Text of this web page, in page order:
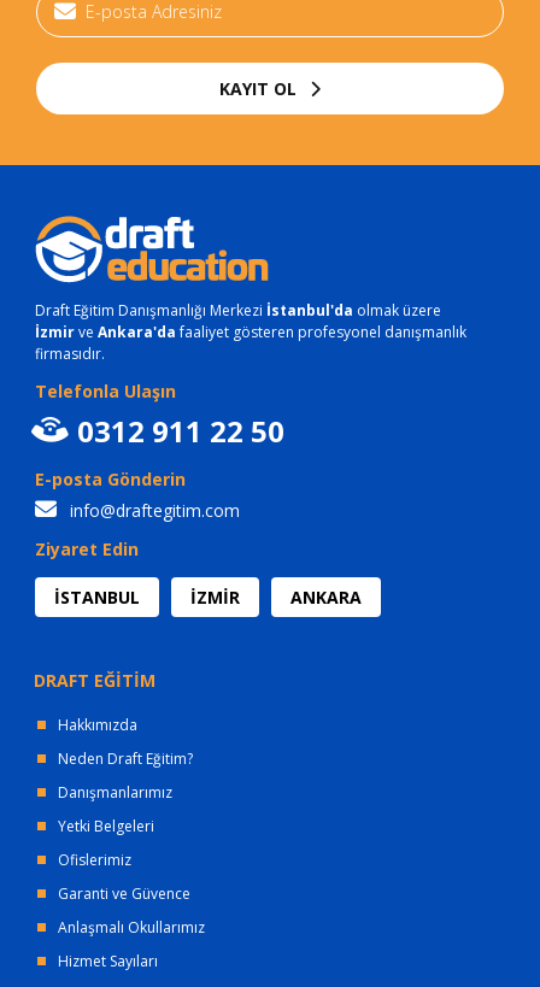
KAYIT OL
Draft Eğitim Danışmanlığı Merkezi İstanbul'da olmak üzere
İzmirve Ankara'dafaaliyet gösteren profesyonel danışmanlık
firmasıdır.
Telefonla Ulaşın
0312 911 22 50
E-posta Gönderin
info@draftegitim.com
Ziyaret Edin
İSTANBUL İZMİR ANKARA
DRAFT EĞİTİM
Hakkımızda
Neden Draft Eğitim?
Danışmanlarımız
Yetki Belgeleri
Ofislerimiz
Garanti ve Güvence
Anlaşmalı Okullarımız
Hizmet Sayıları